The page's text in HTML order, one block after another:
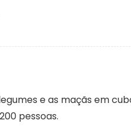
e as maçãs em
pessoas.